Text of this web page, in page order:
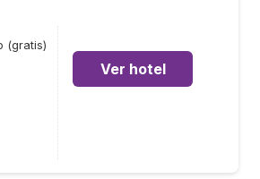
(gratis)
Ver hotel